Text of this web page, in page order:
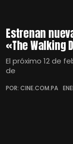
Estrenan
«The Walking
El próximo 12 de
de
POR: CINE.COM.PA